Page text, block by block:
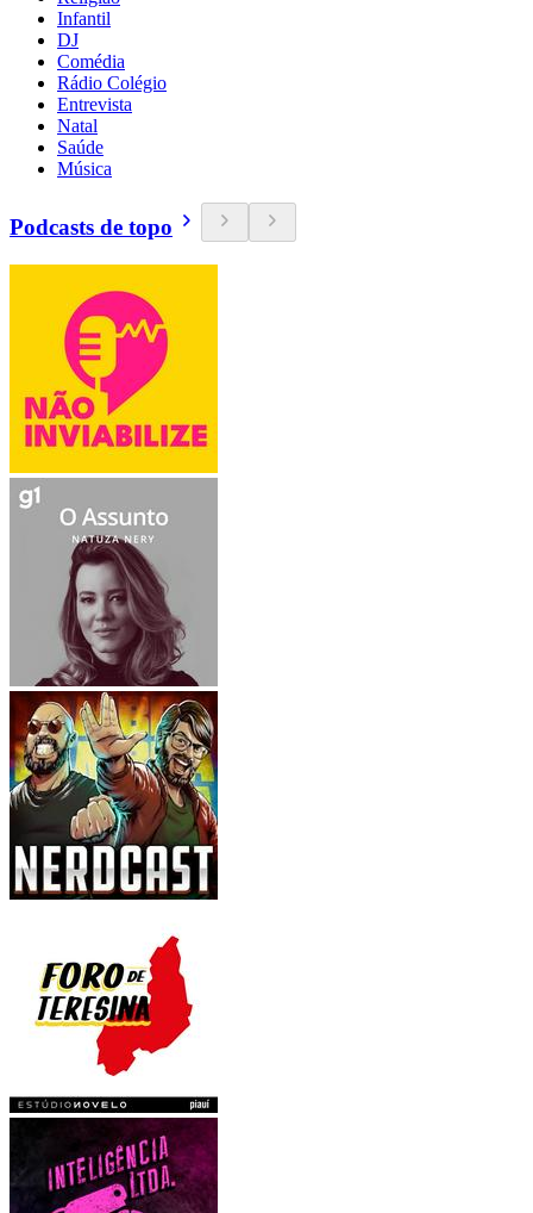
Infantil
DJ
Comédia
Rádio Colégio
Entrevista
Natal
Saúde
Música
Podcasts de topo